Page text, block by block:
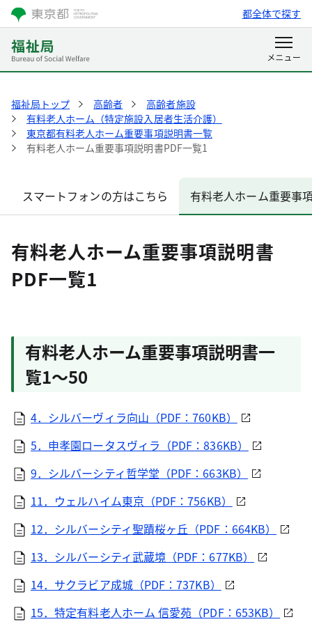
都全体で探す
福祉局トップ 高齢者
高齢者施設
有料老人ホーム（特定施設入居者生活介護）
東京都有料老人ホーム重要事項説明書一覧
有料老人ホーム重要事項説明書PDF一覧1
スマートフォンの方はこちら 有料老人ホーム重要事
有料老人ホーム重要事項説明書
PDF一覧1
有料老人ホーム重要事項説明書一
覧1～50
4．シルバーヴィラ向山（PDF：760KB）
5．申孝園ロータスヴィラ（PDF：836KB）
9．シルバーシティ哲学堂（PDF：663KB）
11．ウェルハイム東京（PDF：756KB）
12．シルバーシティ聖蹟桜ヶ丘（PDF：664KB）
13．シルバーシティ武蔵境（PDF：677KB）
14．サクラビア成城（PDF：737KB）
15．特定有料老人ホーム 信愛苑（PDF：653KB）